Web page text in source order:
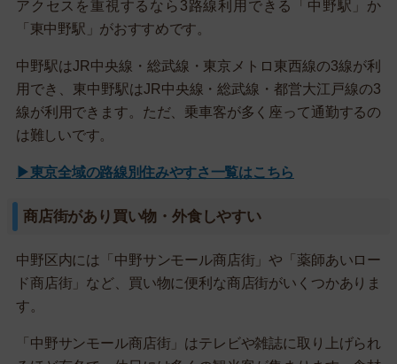
アクセスを重視するなら3路線利用できる「中野駅」か
「東中野駅」がおすすめです。
中野駅はJR中央線・総武線・東京メトロ東西線の3線が利
用でき、東中野駅はJR中央線・総武線・都営大江戸線の3
線が利用できます。ただ、乗車客が多く座って通勤するの
は難しいです。
▶東京全域の路線別住みやすさ一覧はこちら
商店街があり買い物・外食しやすい
中野区内には「中野サンモール商店街」や「薬師あいロー
ド商店街」など、買い物に便利な商店街がいくつかありま
す。
「中野サンモール商店街」はテレビや雑誌に取り上げられ